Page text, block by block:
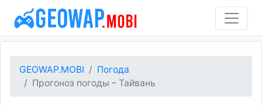
GEOWAP.MOBI
Погода
Прогоноз погоды – Тайвань